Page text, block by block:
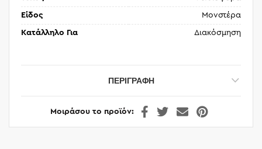
Είδος Μονστέρα
Κατάλληλο Για Διακόσμηση
ΠΕΡΙΓΡΑΦΉ
Μοιράσου το προϊόν